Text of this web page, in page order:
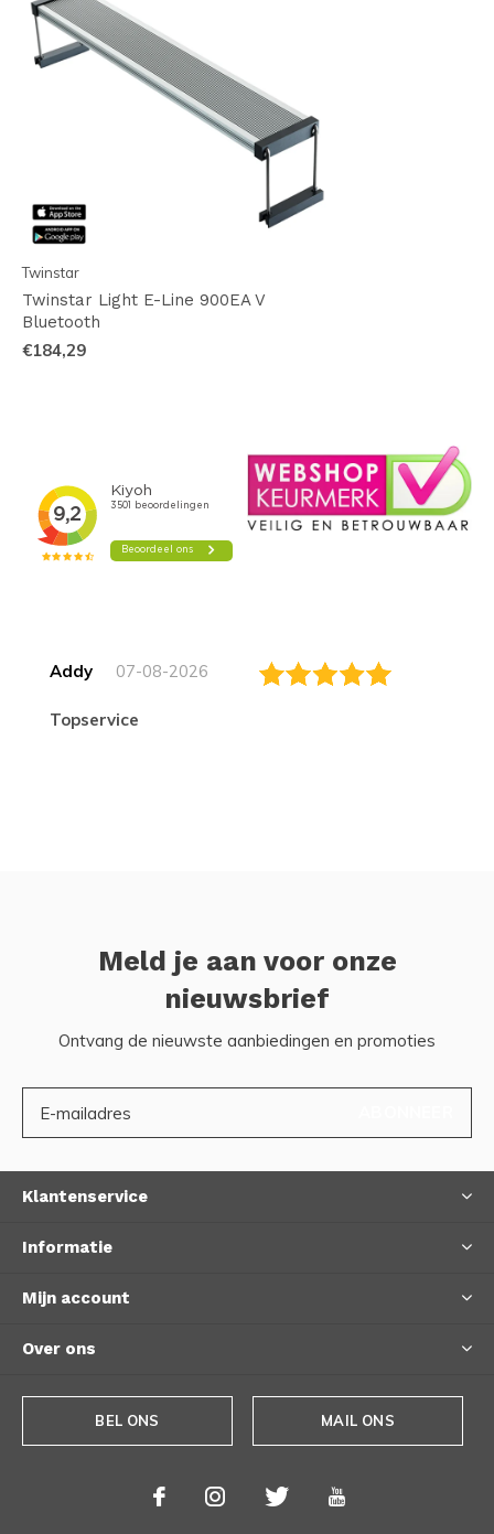
Twinstar
Twinstar Light E-Line 900EA V
Bluetooth
€184,29
Addy 07-08-2026
topservice
Meld je aan voor onze
nieuwsbrief
Ontvang de nieuwste aanbiedingen en promoties
Klantenservice
Informatie
Mijn account
Over ons
BEL ONS MAIL ONS